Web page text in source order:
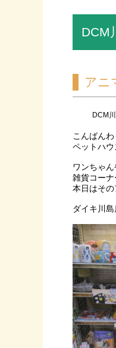
DCM
アニ
DCM
こんばんわ
ペットハウ
ワンちゃ
雑貨コーナ
本日はそ
ダイキ川